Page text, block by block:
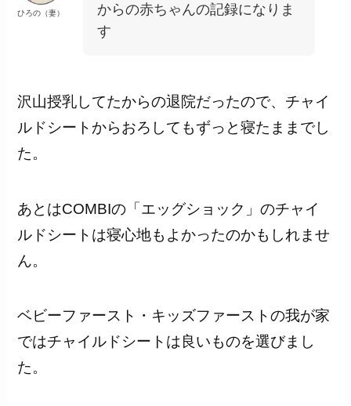
ひろの（妻）
からの赤ちゃんの記録になりま
す
沢山授乳してたからの退院だったので、チャイ
ルドシートからおろしてもずっと寝たままでし
た。
あとはCOMBIの「エッグショック」のチャイ
ルドシートは寝心地もよかったのかもしれませ
ん。
ベビーファースト・キッズファーストの我が家
ではチャイルドシートは良いものを選びまし
た。